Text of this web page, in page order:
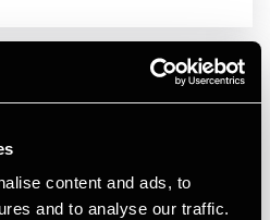
content and ads, to
and to analyse our traffic.